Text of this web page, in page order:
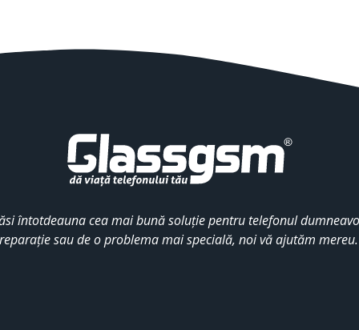
întotdeauna cea mai bună soluție pentru telefonul
sau de o problema mai specială, noi vă ajutăm